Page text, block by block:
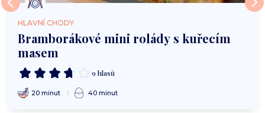
HLAVNÍ CHODY
Bramborákové mini rolády s kuřecím
masem
9 hlasů
20 minut 40 minut